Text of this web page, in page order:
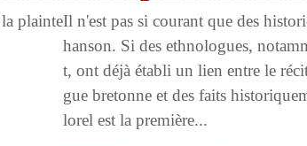
Il n'est pas si courant que des
hanson. Si des ethnologues,
t, ont déjà établi un lien entre le
gue bretonne et des faits
lorel est la première...